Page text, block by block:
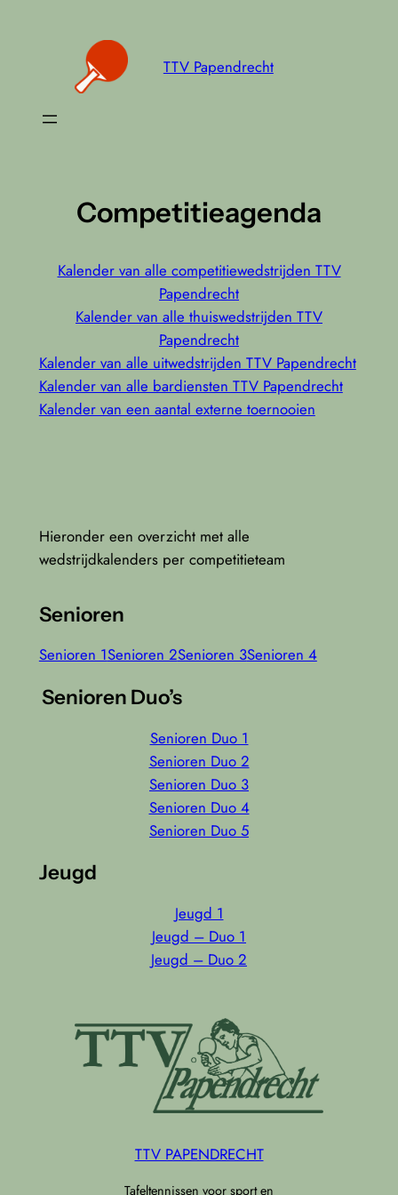
TTV Papendrecht
Competitieagenda
Kalender van alle competitiewedstrijden TTV
Papendrecht
Kalender van alle thuiswedstrijden TTV
Papendrecht
Kalender van alle uitwedstrijden TTV Papendrecht
Kalender van alle bardiensten TTV Papendrecht
Kalender van een aantal externe toernooien
Hieronder een overzicht met alle
wedstrijdkalenders per competitieteam
Senioren
Senioren 1Senioren 2Senioren 3Senioren 4
Senioren Duo’s
Senioren Duo 1
Senioren Duo 2
Senioren Duo 3
Senioren Duo 4
Senioren Duo 5
Jeugd
Jeugd 1
Jeugd – Duo 1
Jeugd – Duo 2
TTV PAPENDRECHT
Tafeltennissen voor sport en